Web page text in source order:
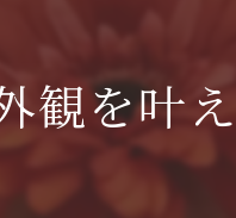
観を叶